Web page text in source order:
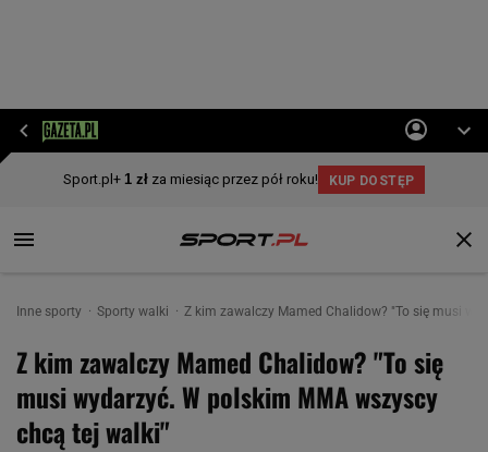
Inne sporty Sporty walki Z kim zawalczy Mamed Chalidow? "To się musi
Z kim zawalczy Mamed Chalidow? "To się
musi wydarzyć. W polskim MMA wszyscy
chcą tej walki"